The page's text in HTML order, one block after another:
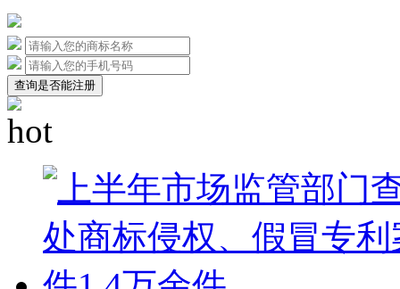
查询是否能注册